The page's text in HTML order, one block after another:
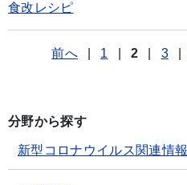
食改レシピ
前へ 1 2 3
分野から探す
新型コロナウイルス関連情報